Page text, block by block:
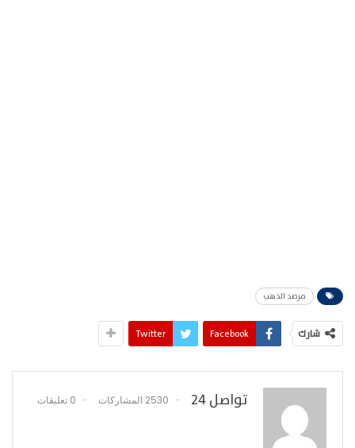
مرصد الذهب
شارك Facebook
Twitter
تواصل 24 2530 المشاركات 0 تعليقات